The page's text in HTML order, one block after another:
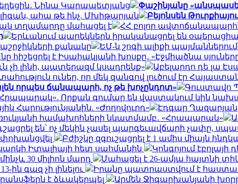
Նինա Կարապետյանց
Փաշինյանը
ահա թե ինչ. Մխիթարյան
Բեյոնսեն
տղամարդը մահացել է ՀՀ բոլոր
Երևանում պարեկներն իրականացրել են
քանակը
ԵՄ-ն շոգի ալիքի
է Իսահակյանի խոսքը․ «Էջմիածնա
չի լինի, պատերազմ կսադրենք»
Աբելարդո դե լա
ուներ, որ մեկ զանգով լուծում էր
որպես ճանապարհ, ոչ թե խոչընդոտ»
Գուստավո
Որքան գումար են վաստակում կին
Հարությունյանին. «Ժողովուրդ»
Էդգար
համախոհների նկատմամբ․ «Հրապարակ»
են՝ ոչ մեկին չասել պարգեւավճարի չափը,
Բժիշկը զգուշացրել է 1 ամիս միայն
Իտալիայի հետ սահմանին
Կոնգոյում
30 միլիոն մարդ
Մահացել է 26-ամյա հայտնի
ին գազ չի լինելու
Իրանը պատրաստվում է
է ձևակերպել
Արմեն Ջիգարխանյանի